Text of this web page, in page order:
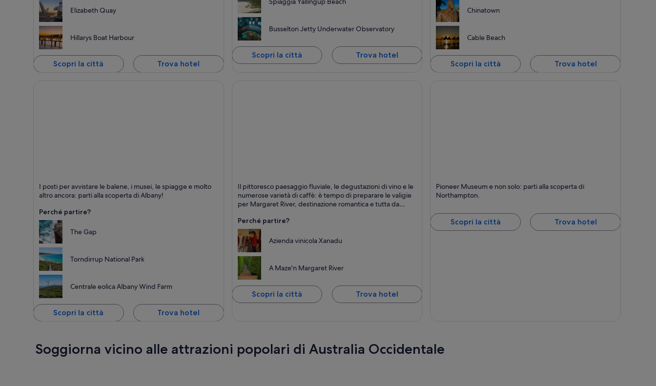
Elizabeth Quay
Hillarys Boat Harbour
Scopri la città Trova hotel
Busselton Jetty Underwater Observatory
Scopri la città Trova hotel
Chinatown
Cable Beach
Scopri la città Trova hotel
Persone amichevoli, Porti commerciali e
Avvistamento balene
I posti per avvistare le balene, i musei, le spiagge e molto
altro ancora: parti alla scoperta di Albany!
Perché partire?
The Gap
Torndirrup National Park
Centrale eolica Albany Wind Farm
Scopri la città Trova hotel
Fiumi, Aziende vinicole e Tour
Il pittoresco paesaggio fluviale, le degustazioni di vino e le
numerose varietà di caffè: è tempo di preparare le valigie
per Margaret River, destinazione romantica e tutta da
Perché partire?
Azienda vinicola Xanadu
A Maze'n Margaret River
Scopri la città Trova hotel
Pioneer Museum e non solo: parti alla scoperta di
Northampton.
Scopri la città Trova hotel
Soggiorna vicino alle attrazioni popolari di Australia Occidentale